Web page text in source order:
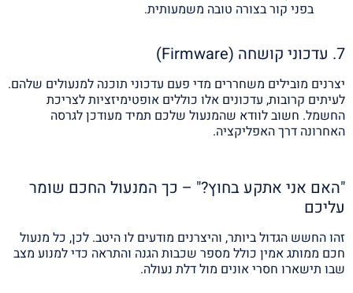
בפני קור בצורה טובה משמעותית.
7. עדכוני קושחה (Firmware)
יצרנים מובילים משחררים מדי פעם עדכוני תוכנה למנעולים שלהם.
לעיתים קרובות, עדכונים אלו כוללים אופטימיזציות לצריכת
החשמל. חשוב לוודא שהמנעול שלכם תמיד מעודכן לגרסה
האחרונה דרך האפליקציה.
"האם אני אתקע בחוץ?" – כך המנעול החכם שומר
עליכם
זהו החשש הגדול ביותר, והיצרנים מודעים לו היטב. לכן, כל מנעול
חכם ממותג אמין כולל מספר שכבות הגנה והתראה כדי למנוע מצב
שבו תישארו חסרי אונים מול דלת נעולה.